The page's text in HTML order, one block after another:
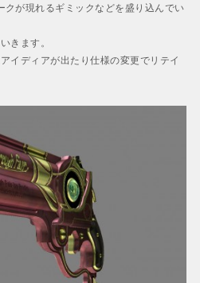
クが現れるギミックなどを盛り込んでい
きます。
イディアが出たり仕様の変更でリテイ